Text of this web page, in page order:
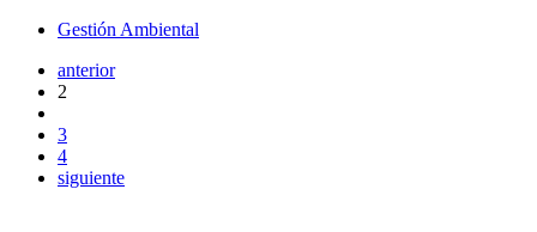
Gestión Ambiental
anterior
2
3
4
siguiente